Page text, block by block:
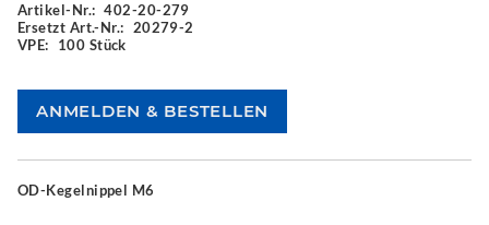
Artikel-Nr.: 402-20-279
Ersetzt Art.-Nr.: 20279-2
VPE:
100 Stück
OD-Kegelnippel M6